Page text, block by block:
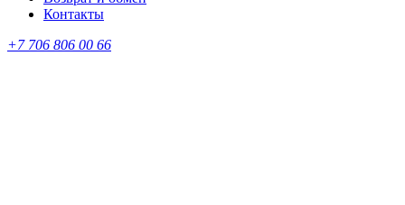
Контакты
+7 706 806 00 66